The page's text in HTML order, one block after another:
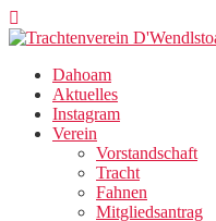
Zum
Inhalt
Dahoam
Aktuelles
Instagram
Verein
Vorstandschaft
Tracht
Fahnen
Mitgliedsantrag